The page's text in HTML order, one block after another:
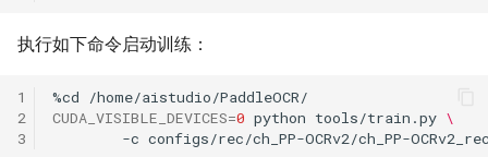
执行如下命令启动训练：
1
2
3
%cd
CUDA_VISIBLE_DEVICES=0 python tools/train.py \
-c